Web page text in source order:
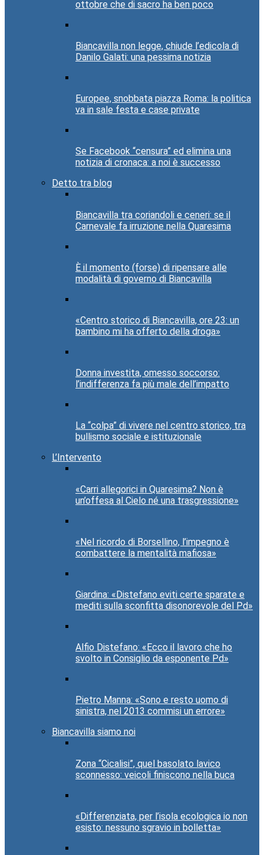
ottobre che di sacro ha ben poco
Biancavilla non legge, chiude l’edicola di
Danilo Galati: una pessima notizia
Europee, snobbata piazza Roma: la politica
va in sale festa e case private
Se Facebook “censura” ed elimina una
notizia di cronaca: a noi è successo
Detto tra blog
Biancavilla tra coriandoli e ceneri: se il
Carnevale fa irruzione nella Quaresima
È il momento (forse) di ripensare alle
modalità di governo di Biancavilla
«Centro storico di Biancavilla, ore 23: un
bambino mi ha offerto della droga»
Donna investita, omesso soccorso:
l’indifferenza fa più male dell’impatto
La “colpa” di vivere nel centro storico, tra
bullismo sociale e istituzionale
L’Intervento
«Carri allegorici in Quaresima? Non è
un’offesa al Cielo né una trasgressione»
«Nel ricordo di Borsellino, l’impegno è
combattere la mentalità mafiosa»
Giardina: «Distefano eviti certe sparate e
mediti sulla sconfitta disonorevole del Pd»
Alfio Distefano: «Ecco il lavoro che ho
svolto in Consiglio da esponente Pd»
Pietro Manna: «Sono e resto uomo di
sinistra, nel 2013 commisi un errore»
Biancavilla siamo noi
Zona “Cicalisi”, quel basolato lavico
sconnesso: veicoli finiscono nella buca
«Differenziata, per l’isola ecologica io non
esisto: nessuno sgravio in bolletta»